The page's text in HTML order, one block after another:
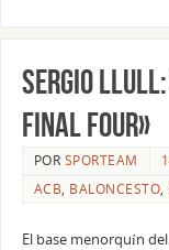
Sergio
Final Four»
POR SPORTEAM
ACB, BALONCESTO,
El base menorquín